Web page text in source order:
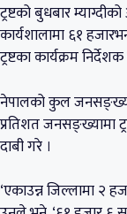
ट्रष्टको बुधबार
कार्यशालामा ६१
ट्रष्टका कार्यक्रम
नेपालको कुल
प्रतिशत जनसङ्ख्यामा
दाबी गरे ।
‘एकाउन्न जिल्लामा २